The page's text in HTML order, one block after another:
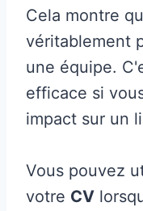
Cela montre
véritablement
une équipe.
efficace si
impact sur un
Vous pouvez
votre CV